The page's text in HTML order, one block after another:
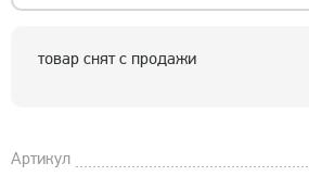
товар снят с продажи
Артикул